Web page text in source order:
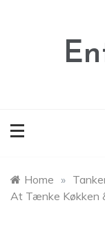
Home »
At Tænke Køkken